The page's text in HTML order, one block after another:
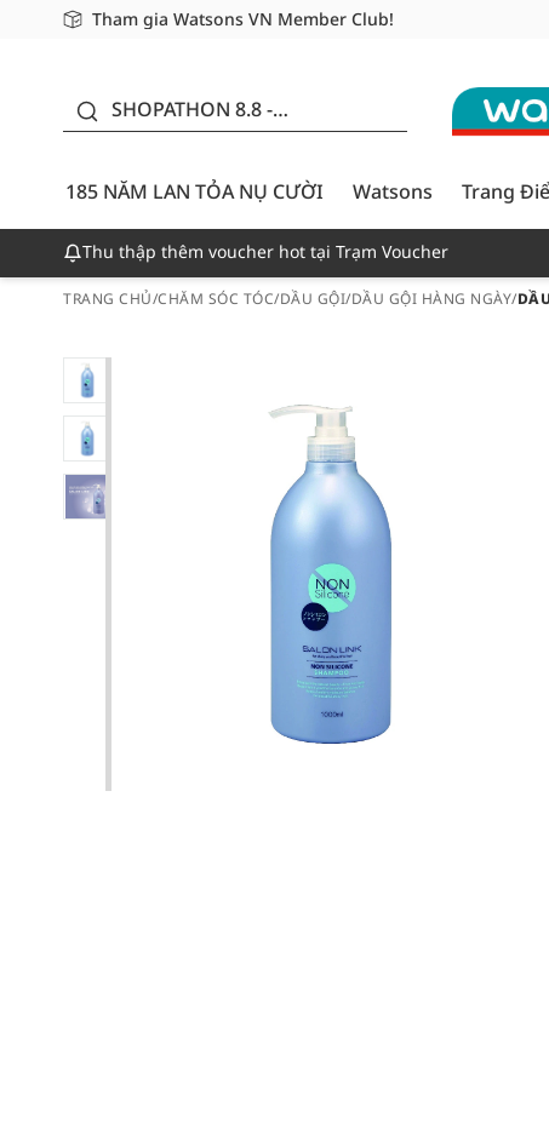
Tham gia Watsons VN Member Club!
Miễn phí giao hàng cho đơn hàng từ 249,000Đ
Giao hàng nhanh 24h - Áp dụng khu vực TP. Hồ Chí Minh
SHOPATHON 8.8 -
CƯỜI - GIẢM ĐẾN
50%
185 NĂM LAN TỎA NỤ CƯỜI
Watsons Trang
Thu thập thêm voucher hot tại Trạm Voucher
TRANG CHỦ/CHĂM SÓC TÓC/DẦU GỘI/DẦU GỘI HÀNG NGÀY/